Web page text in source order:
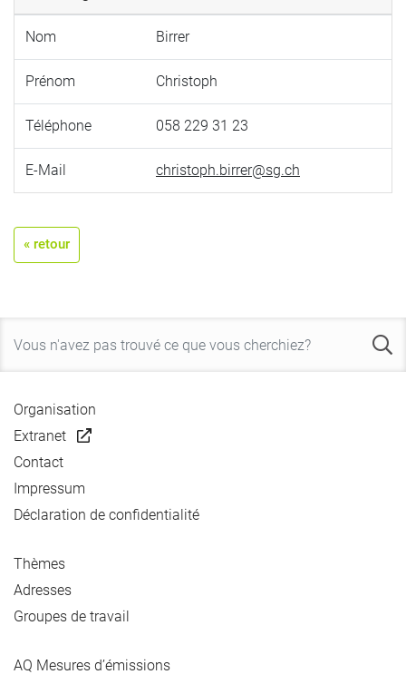
Nom Birrer
Prénom Christoph
Téléphone 058 229 31 23
E-Mail christoph.birrer@sg.ch
« retour
Organisation
Extranet
Contact
Impressum
Déclaration de confidentialité
Thèmes
Adresses
Groupes de travail
AQ Mesures d’émissions